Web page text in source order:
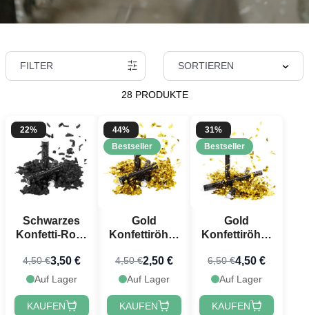
FILTER SORTIEREN
28 PRODUKTE
22%
Schwarzes
Konfetti-Rohr
PartyVikings -
Metallisches
4,50 €3,50 €
Auf Lager
KAUFEN
44%
Bestseller
Gold
Konfettiröhre
PartyVikings -
Metallic
4,50 €2,50 €
Auf Lager
KAUFEN
31%
Bestseller
Gold
Konfettiröhre
PartyVikings -
Metallic
6,50 €4,50 €
Auf Lager
KAUFEN